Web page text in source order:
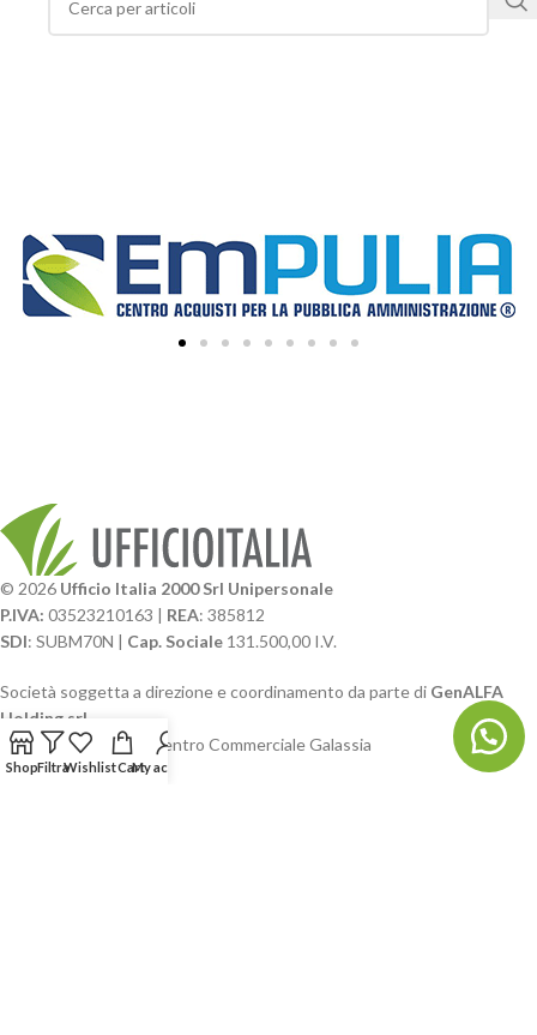
© 2026 Ufficio Italia 2000 Srl Unipersonale
P.IVA: 03523210163 | REA: 385812
SDI: SUBM70N | Cap. Sociale 131.500,00 I.V.
Società soggetta a direzione e coordinamento da parte di GenALFA
Holding srl
Via A. Ponti n. 4 – Centro Commerciale Galassia
24126 Bergamo
ShopFiltraWishlistCartMy account